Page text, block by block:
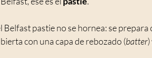
pastie no se hornea: se prepara
con una capa de rebozado (batter